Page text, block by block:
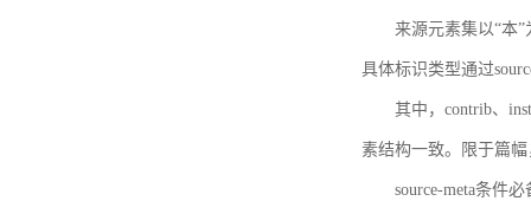
来源元素集以“本
具体标识类型通过
其中，contrib、
素结构一致。限于篇
source-meta条件